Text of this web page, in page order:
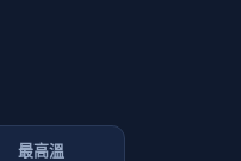
最高溫